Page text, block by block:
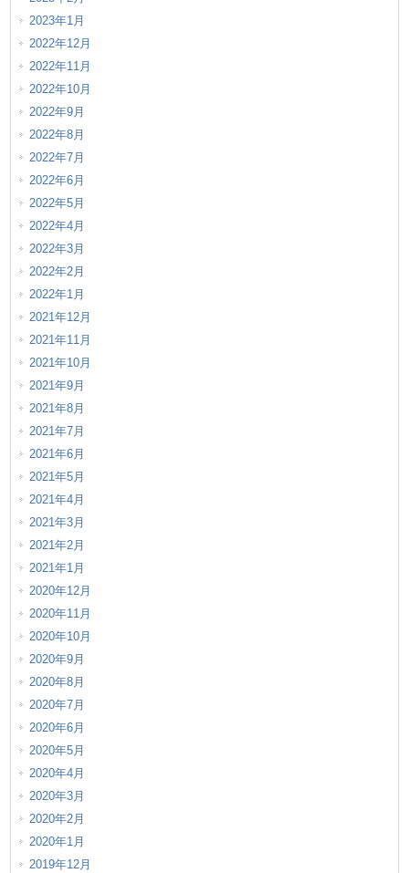
2023年1月
2022年12月
2022年11月
2022年10月
2022年9月
2022年8月
2022年7月
2022年6月
2022年5月
2022年4月
2022年3月
2022年2月
2022年1月
2021年12月
2021年11月
2021年10月
2021年9月
2021年8月
2021年7月
2021年6月
2021年5月
2021年4月
2021年3月
2021年2月
2021年1月
2020年12月
2020年11月
2020年10月
2020年9月
2020年8月
2020年7月
2020年6月
2020年5月
2020年4月
2020年3月
2020年2月
2020年1月
2019年12月